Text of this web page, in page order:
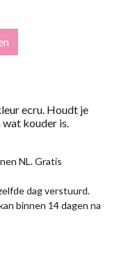
ecru. Houdt je
kouder is.
NL. Gratis
dag verstuurd.
binnen 14 dagen na